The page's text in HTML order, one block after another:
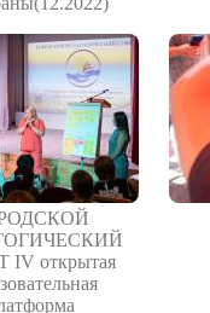
IV открытая